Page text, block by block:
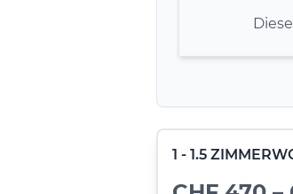
1 - 1.5